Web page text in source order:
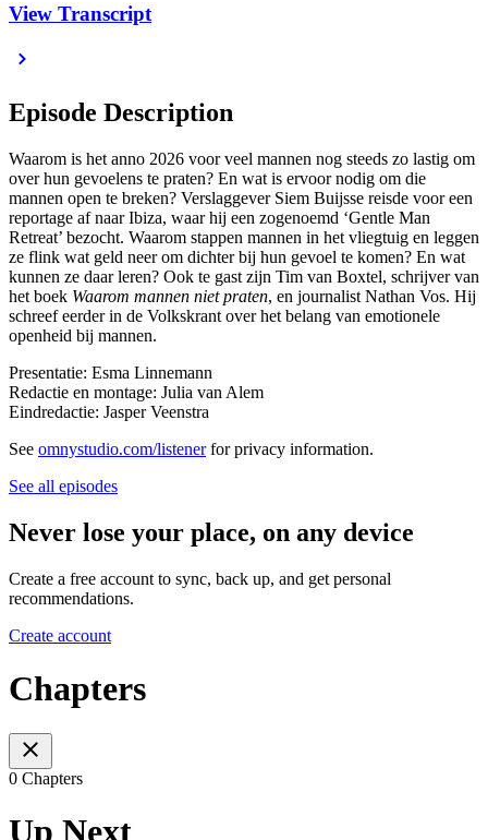
View Transcript
Episode Description
Waarom is het anno 2026 voor veel mannen nog steeds zo lastig om
over hun gevoelens te praten? En wat is ervoor nodig om die
mannen open te breken? Verslaggever Siem Buijsse reisde voor een
reportage af naar Ibiza, waar hij een zogenoemd ‘Gentle Man
Retreat’ bezocht. Waarom stappen mannen in het vliegtuig en leggen
ze flink wat geld neer om dichter bij hun gevoel te komen? En wat
kunnen ze daar leren? Ook te gast zijn Tim van Boxtel, schrijver van
het boek Waarom mannen niet praten, en journalist Nathan Vos. Hij
schreef eerder in de Volkskrant over het belang van emotionele
openheid bij mannen.
Presentatie: Esma Linnemann
Redactie en montage: Julia van Alem
Eindredactie: Jasper Veenstra
See omnystudio.com/listenerfor privacy information.
See all episodes
Never lose your place, on any device
Create a free account to sync, back up, and get personal
recommendations.
Create account
Chapters
0 Chapters
Up Next